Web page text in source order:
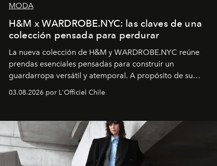
MODA
H&M x WARDROBE.NYC: las claves de una
colección pensada para perdurar
La nueva colección de H&M y WARDROBE.NYC reúne
prendas esenciales pensadas para construir un
guardarropa versátil y atemporal. A propósito de su
la asesora creativa y jefa de diseño global de la marca
y la filosofía detrás de la propuesta.
03.08.2026 por L'Officiel Chile